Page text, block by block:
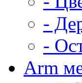
-
-
Arm